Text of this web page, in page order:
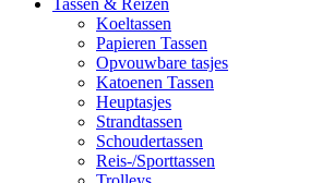
Tassen & Reizen
Koeltassen
Papieren Tassen
Opvouwbare tasjes
Katoenen Tassen
Heuptasjes
Strandtassen
Schoudertassen
Reis-/Sporttassen